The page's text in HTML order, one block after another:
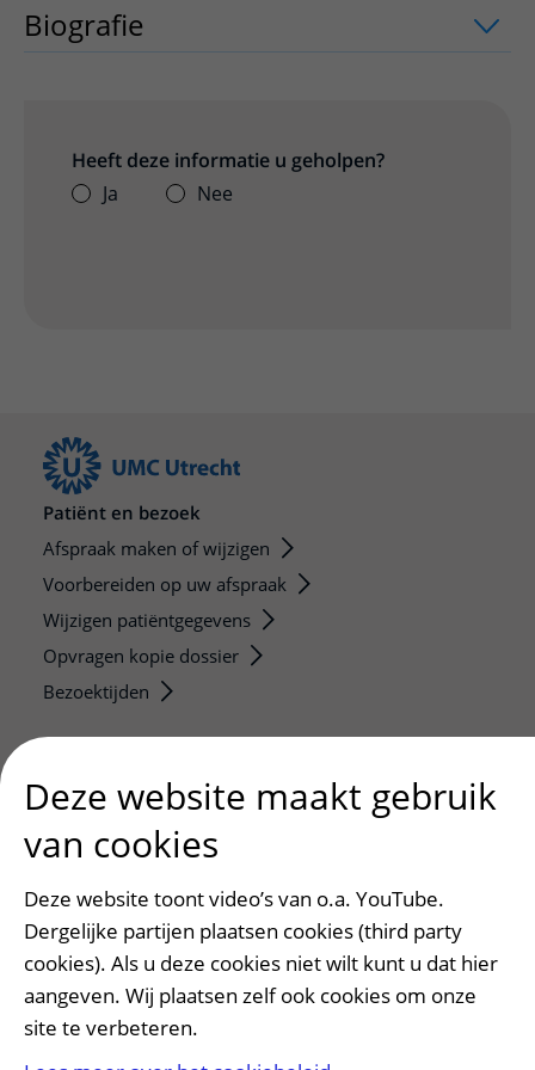
Biografie
Heeft deze informatie u geholpen?
Ja
Nee
Patiënt en bezoek
Afspraak maken of wijzigen
Voorbereiden op uw afspraak
Wijzigen patiëntgegevens
Opvragen kopie dossier
Bezoektijden
Onze opleidingen
Stage en opleidingsplaatsen
Research
Strategic programs
Research groups
Researchers
Research technologies
Deze website maakt gebruik
van cookies
Deze website toont video’s van o.a. YouTube.
Dergelijke partijen plaatsen cookies (third party
cookies). Als u deze cookies niet wilt kunt u dat hier
aangeven. Wij plaatsen zelf ook cookies om onze
site te verbeteren.